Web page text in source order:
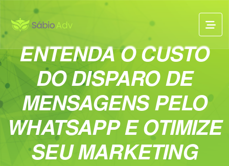
ENTENDA O CUSTO
DO DISPARO DE
MENSAGENS PELO
WHATSAPP E OTIMIZE
SEU MARKETING